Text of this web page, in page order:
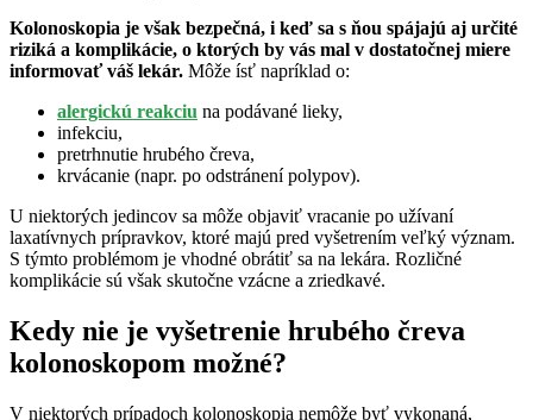
Kolonoskopia je však bezpečná, i keď sa s ňou spájajú aj určité
riziká a komplikácie, o ktorých by vás mal v dostatočnej miere
informovať váš lekár. Môže ísť napríklad o:
alergickú reakciu na podávané lieky,
infekciu,
pretrhnutie hrubého čreva,
krvácanie (napr. po odstránení polypov).
U niektorých jedincov sa môže objaviť vracanie po užívaní
laxatívnych prípravkov, ktoré majú pred vyšetrením veľký význam.
S týmto problémom je vhodné obrátiť sa na lekára. Rozličné
komplikácie sú však skutočne vzácne a zriedkavé.
Kedy nie je vyšetrenie hrubého čreva
kolonoskopom možné?
V niektorých prípadoch kolonoskopia nemôže byť vykonaná,